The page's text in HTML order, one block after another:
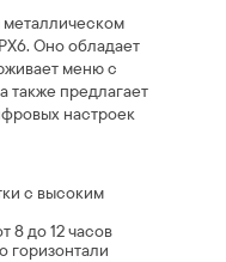
Оно обладает
меню с
также предлагает
настроек
с высоким
8 до 12 часов
горизонтали